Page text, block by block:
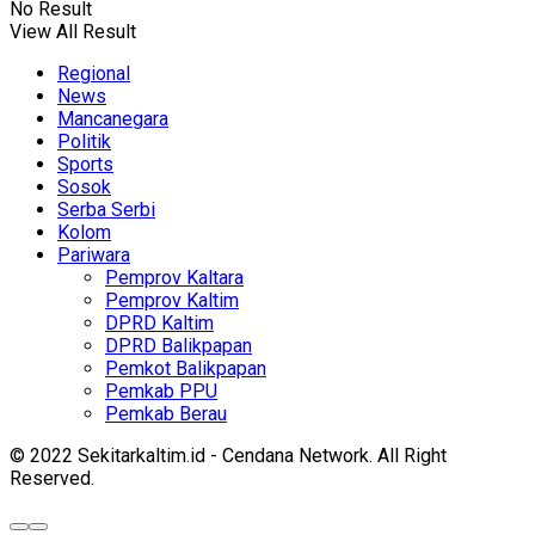
No Result
View All Result
Regional
News
Mancanegara
Politik
Sports
Sosok
Serba Serbi
Kolom
Pariwara
Pemprov Kaltara
Pemprov Kaltim
DPRD Kaltim
DPRD Balikpapan
Pemkot Balikpapan
Pemkab PPU
Pemkab Berau
© 2022 Sekitarkaltim.id - Cendana Network. All Right
Reserved.